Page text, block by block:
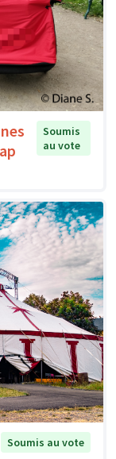
Soumis
au vote
Soumis au vote